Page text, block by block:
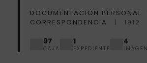
DOCUMENTACIÓN PERSONAL
CORRESPONDENCIA
1912
97
CAJA
1
EXPEDIENTE
4